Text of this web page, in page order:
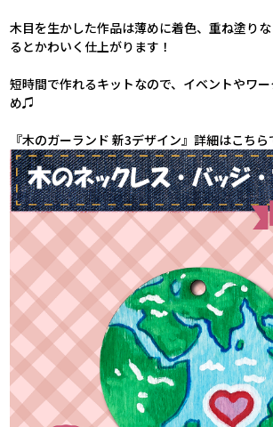
木目を生かした作品は薄めに着色、重ね塗り
るとかわいく仕上がります！
短時間で作れるキットなので、イベントやワ
め♫
『木のガーランド 新3デザイン』詳細はこち